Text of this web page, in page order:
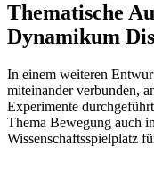
Thematische
Dynamikum
In einem weiteren
miteinander verbunden,
Experimente
Thema Bewegung auch
Wissenschaftsspielplatz